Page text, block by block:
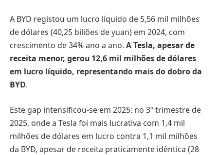
A BYD registou um lucro líquido de 5,56 mil milhões
de dólares (40,25 biliões de yuan) em 2024, com
crescimento de 34% ano a ano. A Tesla, apesar de
receita menor, gerou 12,6 mil milhões de dólares
em lucro líquido, representando mais do dobro da
BYD.
Este gap intensificou-se em 2025: no 3º trimestre de
2025, onde a Tesla foi mais lucrativa com 1,4 mil
milhões de dólares em lucro contra 1,1 mil milhões
da BYD, apesar de receita praticamente idêntica (28